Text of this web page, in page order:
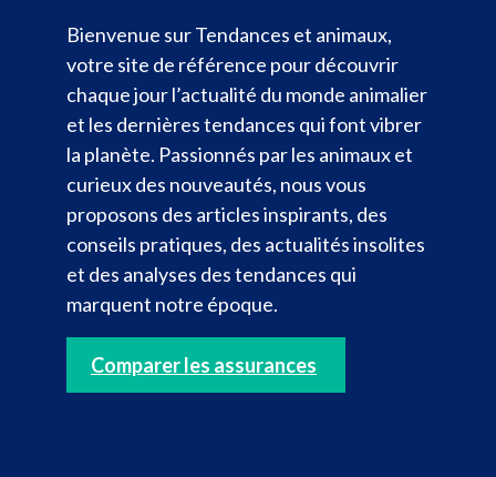
Bienvenue sur Tendances et animaux,
votre site de référence pour découvrir
chaque jour l’actualité du monde animalier
et les dernières tendances qui font vibrer
la planète. Passionnés par les animaux et
curieux des nouveautés, nous vous
proposons des articles inspirants, des
conseils pratiques, des actualités insolites
et des analyses des tendances qui
marquent notre époque.
Comparer les assurances